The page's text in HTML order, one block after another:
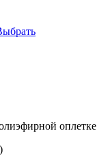
оплетке